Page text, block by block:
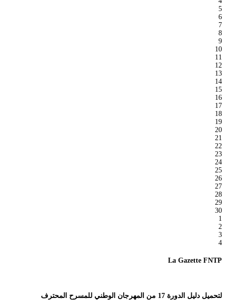
5
6
7
8
9
10
11
12
13
14
15
16
17
18
19
20
21
22
23
24
25
26
27
28
29
30
1
2
3
4
La Gazette FNTP
لتحميل دليل الدورة 17 من المهرجان الوطني للمسرح المحترف